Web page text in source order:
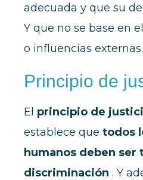
adecuada y que su
Y que no se base en
o influencias externas.
Principio de
El principio de
establece que todos
humanos deben ser
discriminación . Y